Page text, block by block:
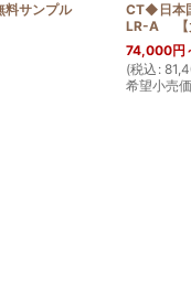
料サンプル
CT◆日本
LR-A 【
74,000円
(税込 :
希望小売